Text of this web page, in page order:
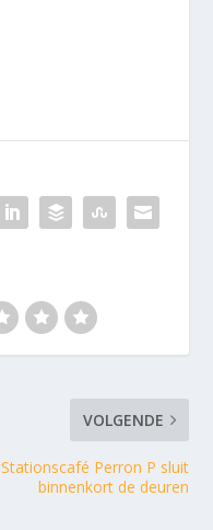
VOLGENDE
Stationscafé Perron P sluit
binnenkort de deuren